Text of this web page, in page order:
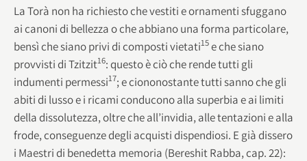
La Torà non ha richiesto che vestiti e ornamenti sfuggano
ai canoni di bellezza o che abbiano una forma particolare,
bensì che siano privi di composti vietati15e che siano
provvisti di Tzitzit16: questo è ciò che rende tutti gli
indumenti permessi17; e ciononostante tutti sanno che gli
abiti di lusso e i ricami conducono alla superbia e ai limiti
della dissolutezza, oltre che all’invidia, alle tentazioni e alla
frode, conseguenze degli acquisti dispendiosi. E già dissero
i Maestri di benedetta memoria (Bereshit Rabba, cap. 22):